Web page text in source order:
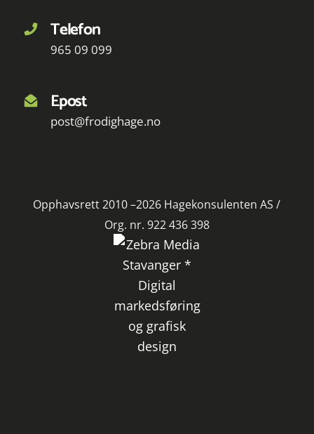
Telefon
965 09 099
Epost
post@frodighage.no
Opphavsrett 2010 –2026 Hagekonsulenten AS /
Org. nr. 922 436 398